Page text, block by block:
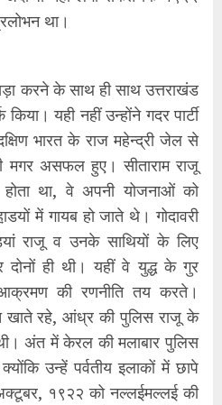
था।
करने के साथ ही साथ उत्तराखंड
यही नहीं उन्होंने गदर पार्टी
भारत के राज महेन्द्री जेल से
मगर असफल हुए। सीताराम राजू
होता था, वे अपनी योजनाओं को
में गायब हो जाते थे। गोदावरी
राजू व उनके साथियों के लिए
ही थी। यहीं वे युद्ध के गुर
की रणनीति तय करते।
खाते रहे, आंध्र की पुलिस राजू के
अंत में केरल की मलाबार पुलिस
उन्हें पर्वतीय इलाकों में छापे
१९२२ को नल्लईमल्लई की